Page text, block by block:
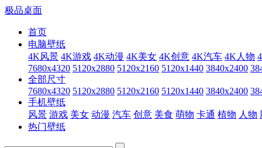
极品桌面
首页
电脑壁纸
4K风景 4K游戏 4K动漫 4K美女 4K创意 4K汽车 4K人物
7680x4320 5120x2880 5120x2160 5120x1440 3840x2400
全部尺寸
7680x4320 5120x2880 5120x2160 5120x1440 3840x2400
手机壁纸
风景 游戏 美女 动漫 汽车 创意 美食 萌物 卡通 植物 人物
热门壁纸